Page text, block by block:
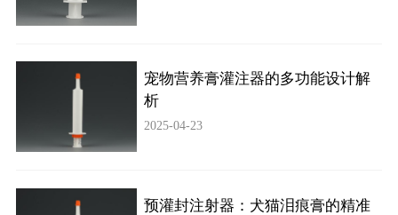
宠物营养膏灌注器的多功能设计解
析
2025-04-23
预灌封注射器：犬猫泪痕膏的精准